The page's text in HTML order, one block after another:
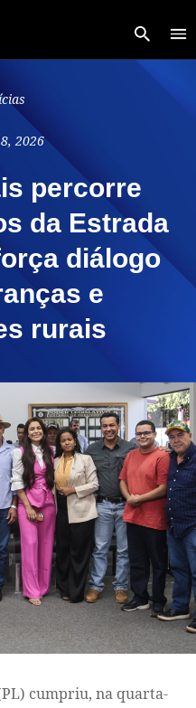
2026
percorre
da Estrada
diálogo
e
rurais
cumpriu, na quarta-